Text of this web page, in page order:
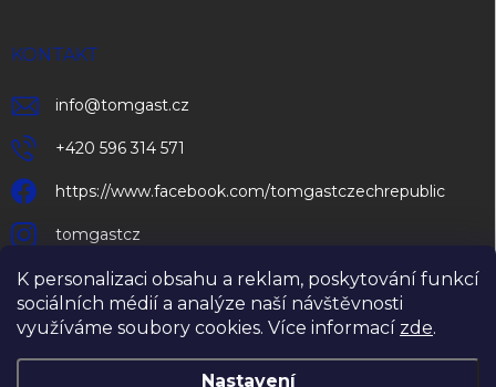
K personalizaci obsahu a reklam, poskytování funkcí
sociálních médií a analýze naší návštěvnosti
využíváme soubory cookies. Více informací zde.
Nastavení
KONTAKT
info@tomgast.cz
+420 596 314 571
https://www.facebook.com/tomgastczechrepublic
tomgastcz